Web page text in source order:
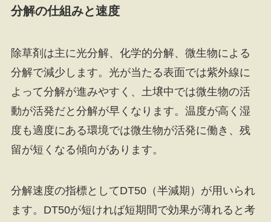
分解の仕組みと速度
除草剤は主に光分解、化学的分解、微生物による
分解で減少します。光が当たる表面では紫外線に
よって分解が進みやすく、土壌中では微生物の活
動が活発だと分解が早くなります。温度が高く湿
度も適度にある環境では微生物が活発に働き、残
留が短くなる傾向があります。
分解速度の指標としてDT50（半減期）が用いられ
ます。DT50が短ければ短期間で効果が薄れると考